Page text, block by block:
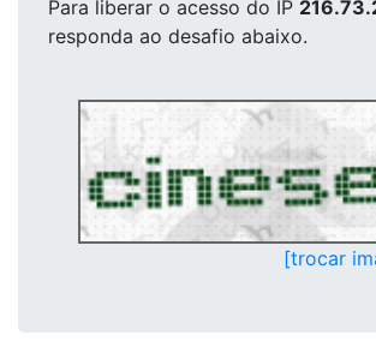
Para liberar o acesso do IP
responda ao desafio abaixo.
[trocar